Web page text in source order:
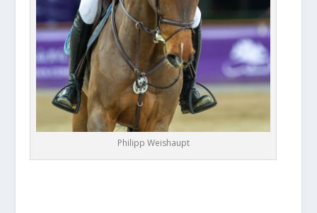
Philipp Weishaupt